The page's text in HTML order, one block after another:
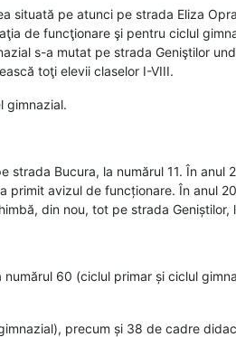
situată pe atunci pe strada Eliza
de funcţionare şi pentru ciclul
s-a mutat pe strada Geniştilor
toţi elevii claselor I-VIII.
gimnazial.
Bucura, la numărul 11. În anul
primit avizul de funcționare. În anul
din nou, tot pe strada Geniștilor,
60 (ciclul primar și ciclul
precum și 38 de cadre